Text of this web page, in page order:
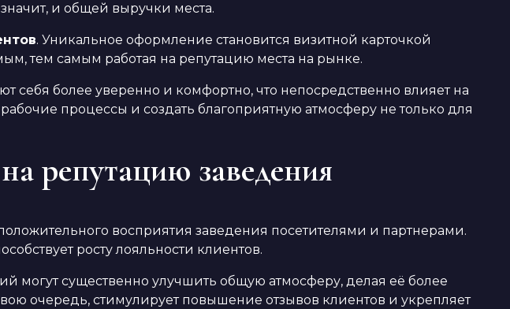
и общей выручки места.
. Уникальное оформление становится визитной карточкой
тем самым работая на репутацию места на рынке.
себя более уверенно и комфортно, что непосредственно влияет на
процессы и создать благоприятную атмосферу не только для
репутацию заведения
восприятия заведения посетителями и партнерами.
росту лояльности клиентов.
существенно улучшить общую атмосферу, делая её более
очередь, стимулирует повышение отзывов клиентов и укрепляет